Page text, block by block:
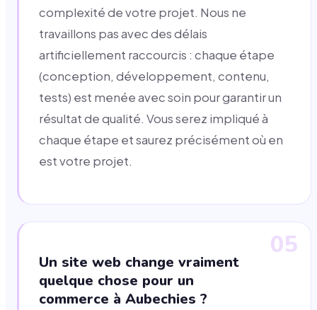
complexité de votre projet. Nous ne
travaillons pas avec des délais
artificiellement raccourcis : chaque étape
(conception, développement, contenu,
tests) est menée avec soin pour garantir un
résultat de qualité. Vous serez impliqué à
chaque étape et saurez précisément où en
est votre projet.
05
Un site web change vraiment
quelque chose pour un
commerce à Aubechies ?